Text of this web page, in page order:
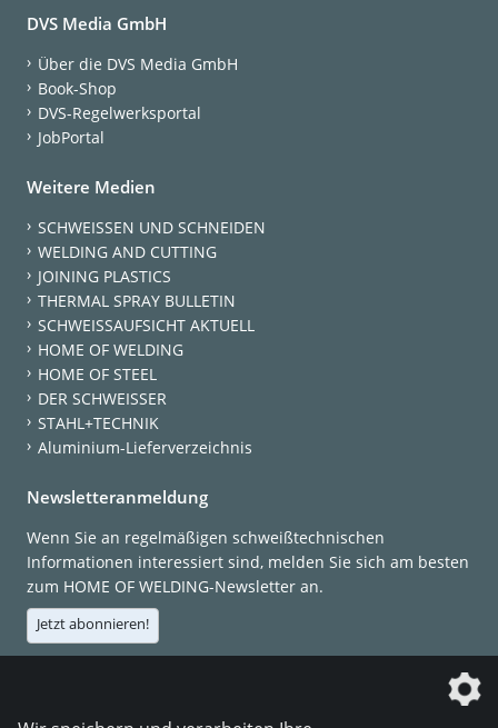
DVS Media GmbH
Über die DVS Media GmbH
Book-Shop
DVS-Regelwerksportal
JobPortal
Weitere Medien
SCHWEISSEN UND SCHNEIDEN
WELDING AND CUTTING
JOINING PLASTICS
THERMAL SPRAY BULLETIN
SCHWEISSAUFSICHT AKTUELL
HOME OF WELDING
HOME OF STEEL
DER SCHWEISSER
STAHL+TECHNIK
Aluminium-Lieferverzeichnis
Newsletteranmeldung
Wenn Sie an regelmäßigen schweißtechnischen
Informationen interessiert sind, melden Sie sich am besten
zum HOME OF WELDING-Newsletter an.
Jetzt abonnieren!
Die DVS Media GmbH ist ein Unternehmen der